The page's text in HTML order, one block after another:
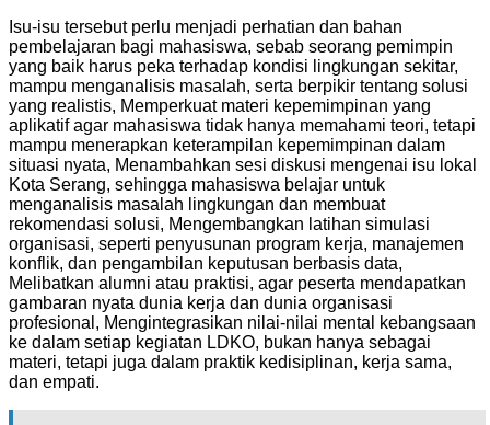
Isu-isu tersebut perlu menjadi perhatian dan bahan
pembelajaran bagi mahasiswa, sebab seorang pemimpin
yang baik harus peka terhadap kondisi lingkungan sekitar,
mampu menganalisis masalah, serta berpikir tentang solusi
yang realistis, Memperkuat materi kepemimpinan yang
aplikatif agar mahasiswa tidak hanya memahami teori, tetapi
mampu menerapkan keterampilan kepemimpinan dalam
situasi nyata, Menambahkan sesi diskusi mengenai isu lokal
Kota Serang, sehingga mahasiswa belajar untuk
menganalisis masalah lingkungan dan membuat
rekomendasi solusi, Mengembangkan latihan simulasi
organisasi, seperti penyusunan program kerja, manajemen
konflik, dan pengambilan keputusan berbasis data,
Melibatkan alumni atau praktisi, agar peserta mendapatkan
gambaran nyata dunia kerja dan dunia organisasi
profesional, Mengintegrasikan nilai-nilai mental kebangsaan
ke dalam setiap kegiatan LDKO, bukan hanya sebagai
materi, tetapi juga dalam praktik kedisiplinan, kerja sama,
dan empati.